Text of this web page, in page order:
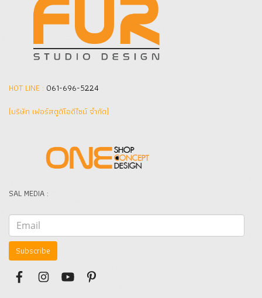
HOT LINE : 061-696-5224
(บริษัท เฟอร์สตูดิโอดีไซน์ จำกัด]
SAL MEDIA :
Subscribe